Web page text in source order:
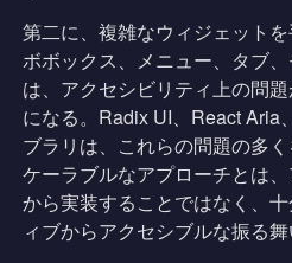
第二に、複雑なウィジェット
ボボックス、メニュー、タブ
は、アクセシビリティ上の問
になる。Radix UI、React Aria
ブラリは、これらの問題の多
ケーラブルなアプローチとは
から実装することではなく、
ィブからアクセシブルな振る舞